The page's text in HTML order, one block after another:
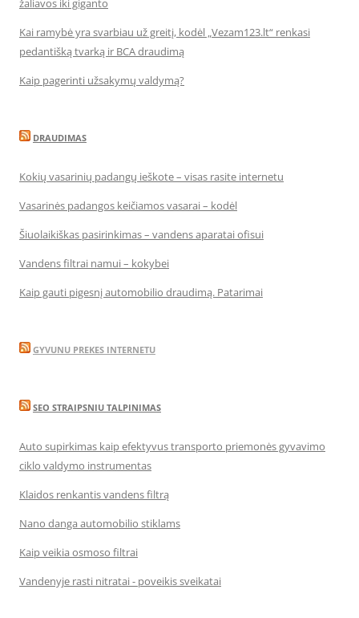
žaliavos iki giganto
Kai ramybė yra svarbiau už greitį, kodėl „Vezam123.lt“ renkasi
pedantišką tvarką ir BCA draudimą
Kaip pagerinti užsakymų valdymą?
DRAUDIMAS
Kokių vasarinių padangų ieškote – visas rasite internetu
Vasarinės padangos keičiamos vasarai – kodėl
Šiuolaikiškas pasirinkimas – vandens aparatai ofisui
Vandens filtrai namui – kokybei
Kaip gauti pigesnį automobilio draudimą. Patarimai
GYVUNU PREKES INTERNETU
SEO STRAIPSNIU TALPINIMAS
Auto supirkimas kaip efektyvus transporto priemonės gyvavimo
ciklo valdymo instrumentas
Klaidos renkantis vandens filtrą
Nano danga automobilio stiklams
Kaip veikia osmoso filtrai
Vandenyje rasti nitratai - poveikis sveikatai